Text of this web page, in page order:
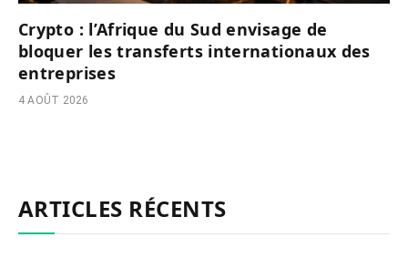
Crypto : l’Afrique du Sud envisage de
bloquer les transferts internationaux des
entreprises
4 AOÛT 2026
ARTICLES RÉCENTS